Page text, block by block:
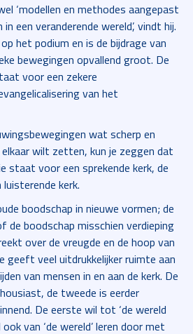
‘modellen en methodes aangepast
een veranderende wereld’, vindt hij.
het podium en is de bijdrage van
bewegingen opvallend groot. De
voor een zekere
van het
wat scherp en
wilt zetten, kun je zeggen dat
staat voor een sprekende kerk, de
kerk.
boodschap in nieuwe vormen; de
de boodschap misschien verdieping
over de vreugde en de hoop van
geeft veel uitdrukkelijker ruimte aan
van mensen in en aan de kerk. De
de tweede is eerder
De eerste wil tot ‘de wereld
van ‘de wereld’ leren door met